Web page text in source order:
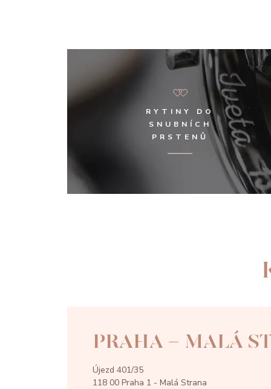
RYTINY DO
SNUBNÍCH
PRSTENŮ
PRAHA - MALÁ
Újezd 401/35
118 00 Praha 1 - Malá Strana